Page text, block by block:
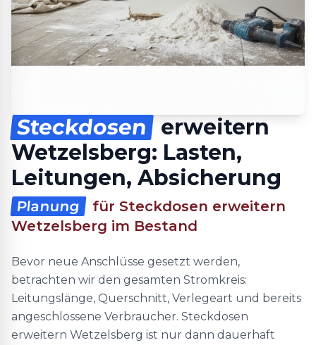
Steckdosen
erweitern
Wetzelsberg: Lasten,
Leitungen, Absicherung
Planung
für Steckdosen erweitern
Wetzelsberg im Bestand
Bevor neue Anschlüsse gesetzt werden,
betrachten wir den gesamten Stromkreis:
Leitungslänge, Querschnitt, Verlegeart und bereits
angeschlossene Verbraucher. Steckdosen
erweitern Wetzelsberg ist nur dann dauerhaft